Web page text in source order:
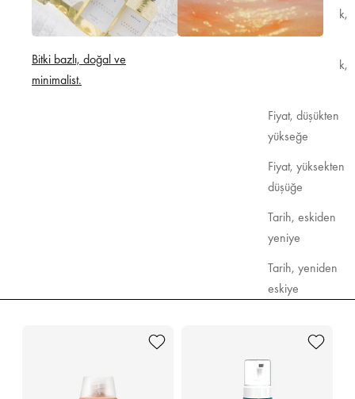
Bitki bazlı, doğal ve
minimalist.
Alfabetik olarak,
A-Z
Alfabetik olarak,
Fiyat, düşükten
yükseğe
Fiyat, yüksekten
düşüğe
Tarih, eskiden
yeniye
Tarih, yeniden
eskiye